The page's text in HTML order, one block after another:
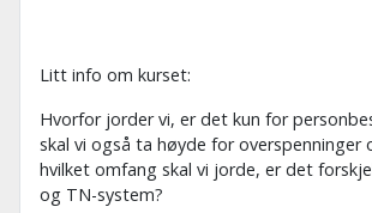
Litt info om kurset:
Hvorfor jorder vi, er det kun for
skal vi også ta høyde for overspenninger
hvilket omfang skal vi jorde, er det
og TN-system?